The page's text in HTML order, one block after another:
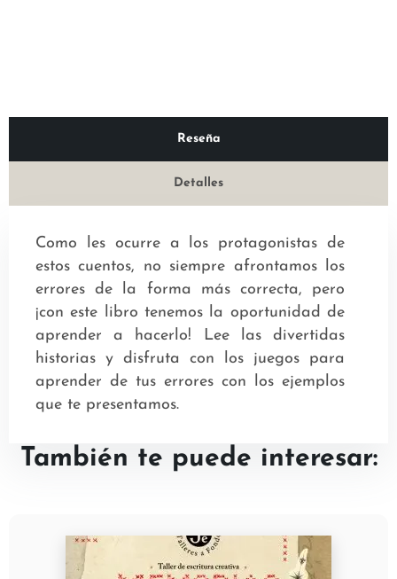
Reseña
Detalles
Como les ocurre a los protagonistas de
estos cuentos, no siempre afrontamos los
errores de la forma más correcta, pero
¡con este libro tenemos la oportunidad de
aprender a hacerlo! Lee las divertidas
historias y disfruta con los juegos para
aprender de tus errores con los ejemplos
que te presentamos.
También te puede interesar: